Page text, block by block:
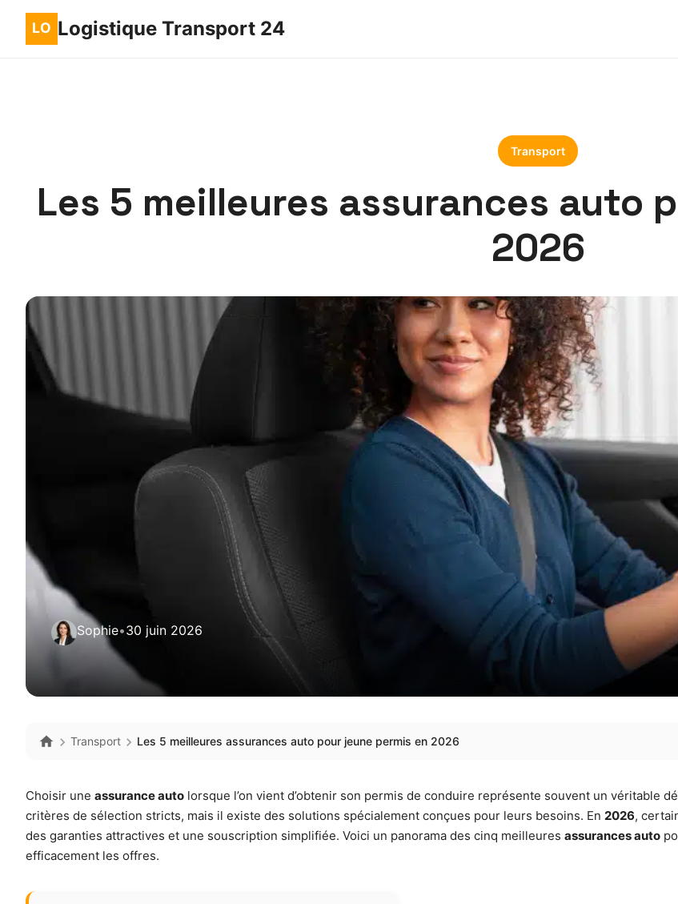
Logistique Transport 24
Transport
Les 5 meilleures assurances auto
2026
Sophie•30 juin 2026
Transport Les 5 meilleures assurances auto pour jeune permis en 2026
Choisir une assurance auto lorsque l’on vient d’obtenir son permis de conduire représente souvent un véritable
critères de sélection stricts, mais il existe des solutions spécialement conçues pour leurs besoins. En 2026,
des garanties attractives et une souscription simplifiée. Voici un panorama des cinq meilleures assurances auto
efficacement les offres.